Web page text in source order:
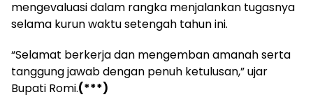
mengevaluasi dalam rangka menjalankan tugasnya
selama kurun waktu setengah tahun ini.
“Selamat berkerja dan mengemban amanah serta
tanggung jawab dengan penuh ketulusan,” ujar
Bupati Romi.(***)